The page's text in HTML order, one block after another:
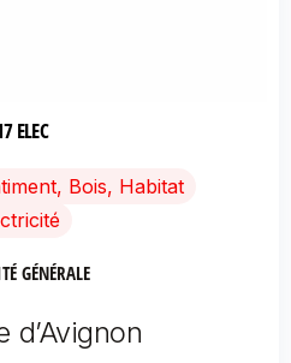
ELEC
Bois, Habitat
GÉNÉRALE
d’Avignon